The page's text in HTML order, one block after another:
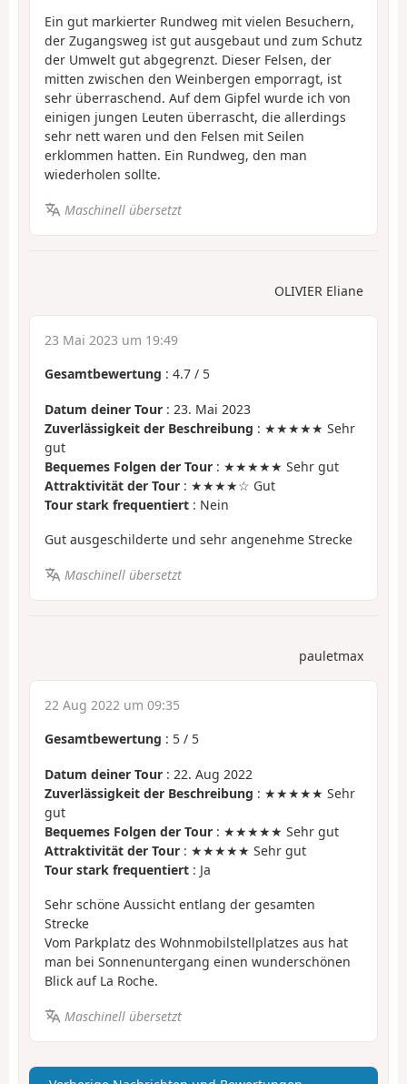
Ein gut markierter Rundweg mit vielen Besuchern,
der Zugangsweg ist gut ausgebaut und zum Schutz
der Umwelt gut abgegrenzt. Dieser Felsen, der
mitten zwischen den Weinbergen emporragt, ist
sehr überraschend. Auf dem Gipfel wurde ich von
einigen jungen Leuten überrascht, die allerdings
sehr nett waren und den Felsen mit Seilen
erklommen hatten. Ein Rundweg, den man
wiederholen sollte.
Maschinell übersetzt
OLIVIER Eliane
23 Mai 2023 um 19:49
Gesamtbewertung : 4.7 / 5
Datum deiner Tour : 23. Mai 2023
Zuverlässigkeit der Beschreibung : ★★★★★ Sehr
gut
Bequemes Folgen der Tour : ★★★★★ Sehr gut
Attraktivität der Tour : ★★★★☆ Gut
Tour stark frequentiert : Nein
Gut ausgeschilderte und sehr angenehme Strecke
Maschinell übersetzt
pauletmax
22 Aug 2022 um 09:35
Gesamtbewertung : 5 / 5
Datum deiner Tour : 22. Aug 2022
Zuverlässigkeit der Beschreibung : ★★★★★ Sehr
gut
Bequemes Folgen der Tour : ★★★★★ Sehr gut
Attraktivität der Tour : ★★★★★ Sehr gut
Tour stark frequentiert : Ja
Sehr schöne Aussicht entlang der gesamten
Strecke
Vom Parkplatz des Wohnmobilstellplatzes aus hat
man bei Sonnenuntergang einen wunderschönen
Blick auf La Roche.
Maschinell übersetzt